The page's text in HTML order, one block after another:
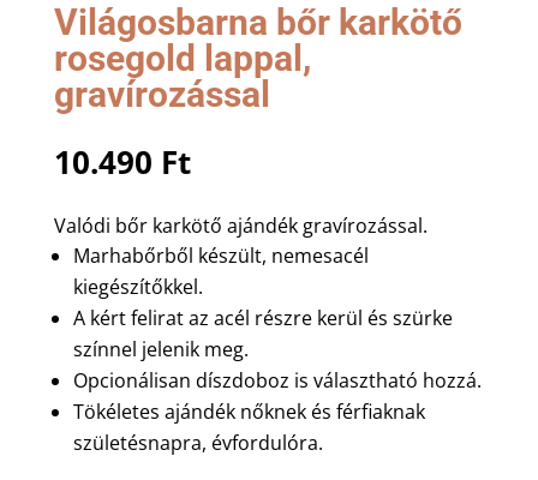
Világosbarna bőr karkötő
rosegold lappal,
gravírozással
10.490 Ft
Valódi bőr karkötő ajándék gravírozással.
Marhabőrből készült, nemesacél
kiegészítőkkel.
A kért felirat az acél részre kerül és szürke
színnel jelenik meg.
Opcionálisan díszdoboz is választható hozzá.
Tökéletes ajándék nőknek és férfiaknak
születésnapra, évfordulóra.